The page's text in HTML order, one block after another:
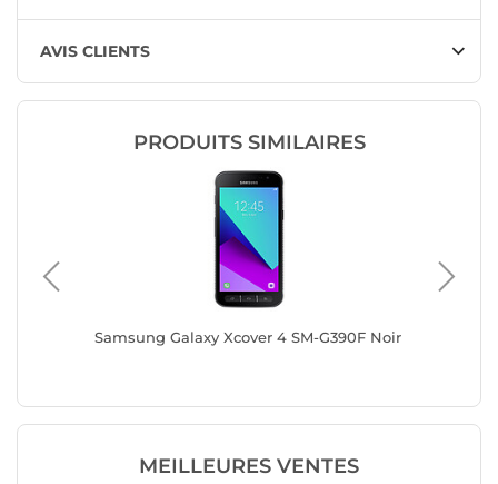
AVIS CLIENTS
PRODUITS SIMILAIRES
Samsung Galaxy Xcover 4 SM-G390F Noir
MEILLEURES VENTES